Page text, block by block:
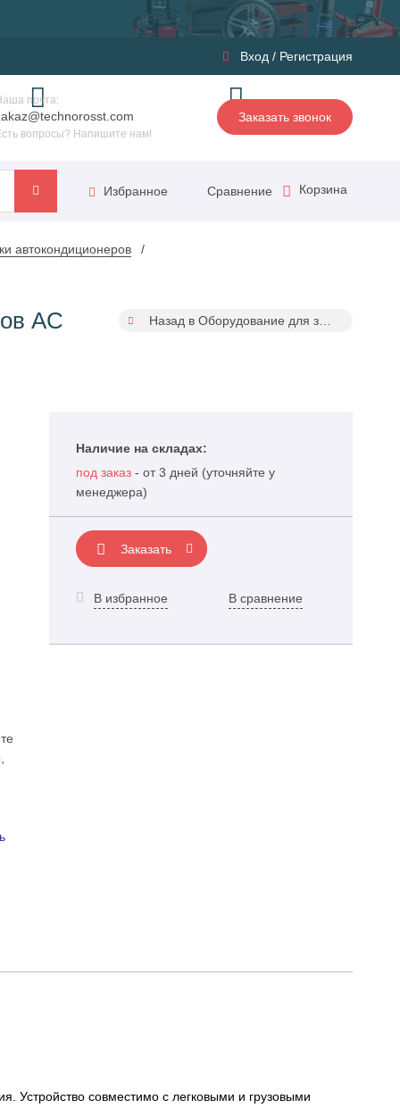
Вход / Регистрация
почта:
вопросы? Напишите нам!
Заказать звонок
Избранное Сравнение Корзина
автокондиционеров
AC Назад в Оборудование для заправки
Наличие на складах:
под заказ - от 3 дней (уточняйте у
менеджера)
Заказать
В избранное В сравнение
Устройство совместимо с легковыми и грузовыми